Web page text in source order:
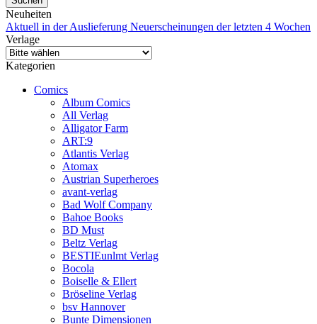
Neuheiten
Aktuell in der Auslieferung Neuerscheinungen der letzten 4 Wochen
Verlage
Kategorien
Comics
Album Comics
All Verlag
Alligator Farm
ART:9
Atlantis Verlag
Atomax
Austrian Superheroes
avant-verlag
Bad Wolf Company
Bahoe Books
BD Must
Beltz Verlag
BESTIEunlmt Verlag
Bocola
Boiselle & Ellert
Bröseline Verlag
bsv Hannover
Bunte Dimensionen